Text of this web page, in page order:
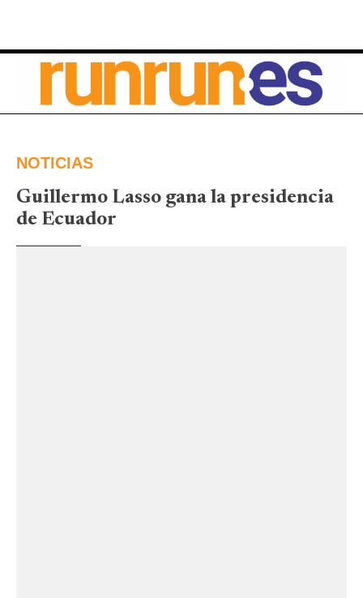
NOTICIAS
Guillermo Lasso gana la presidencia
de Ecuador